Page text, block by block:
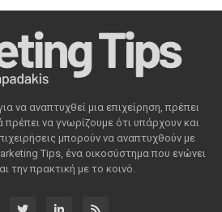
να αναπτυχθεί μια επιχείρηση, πρέπει
πρέπει να γνωρίζουμε ότι υπάρχουν και
μπορούν να αναπτυχθούν με
Tips, ένα οικοσύστημα που ενώνει
την πρακτική με το κοινό.